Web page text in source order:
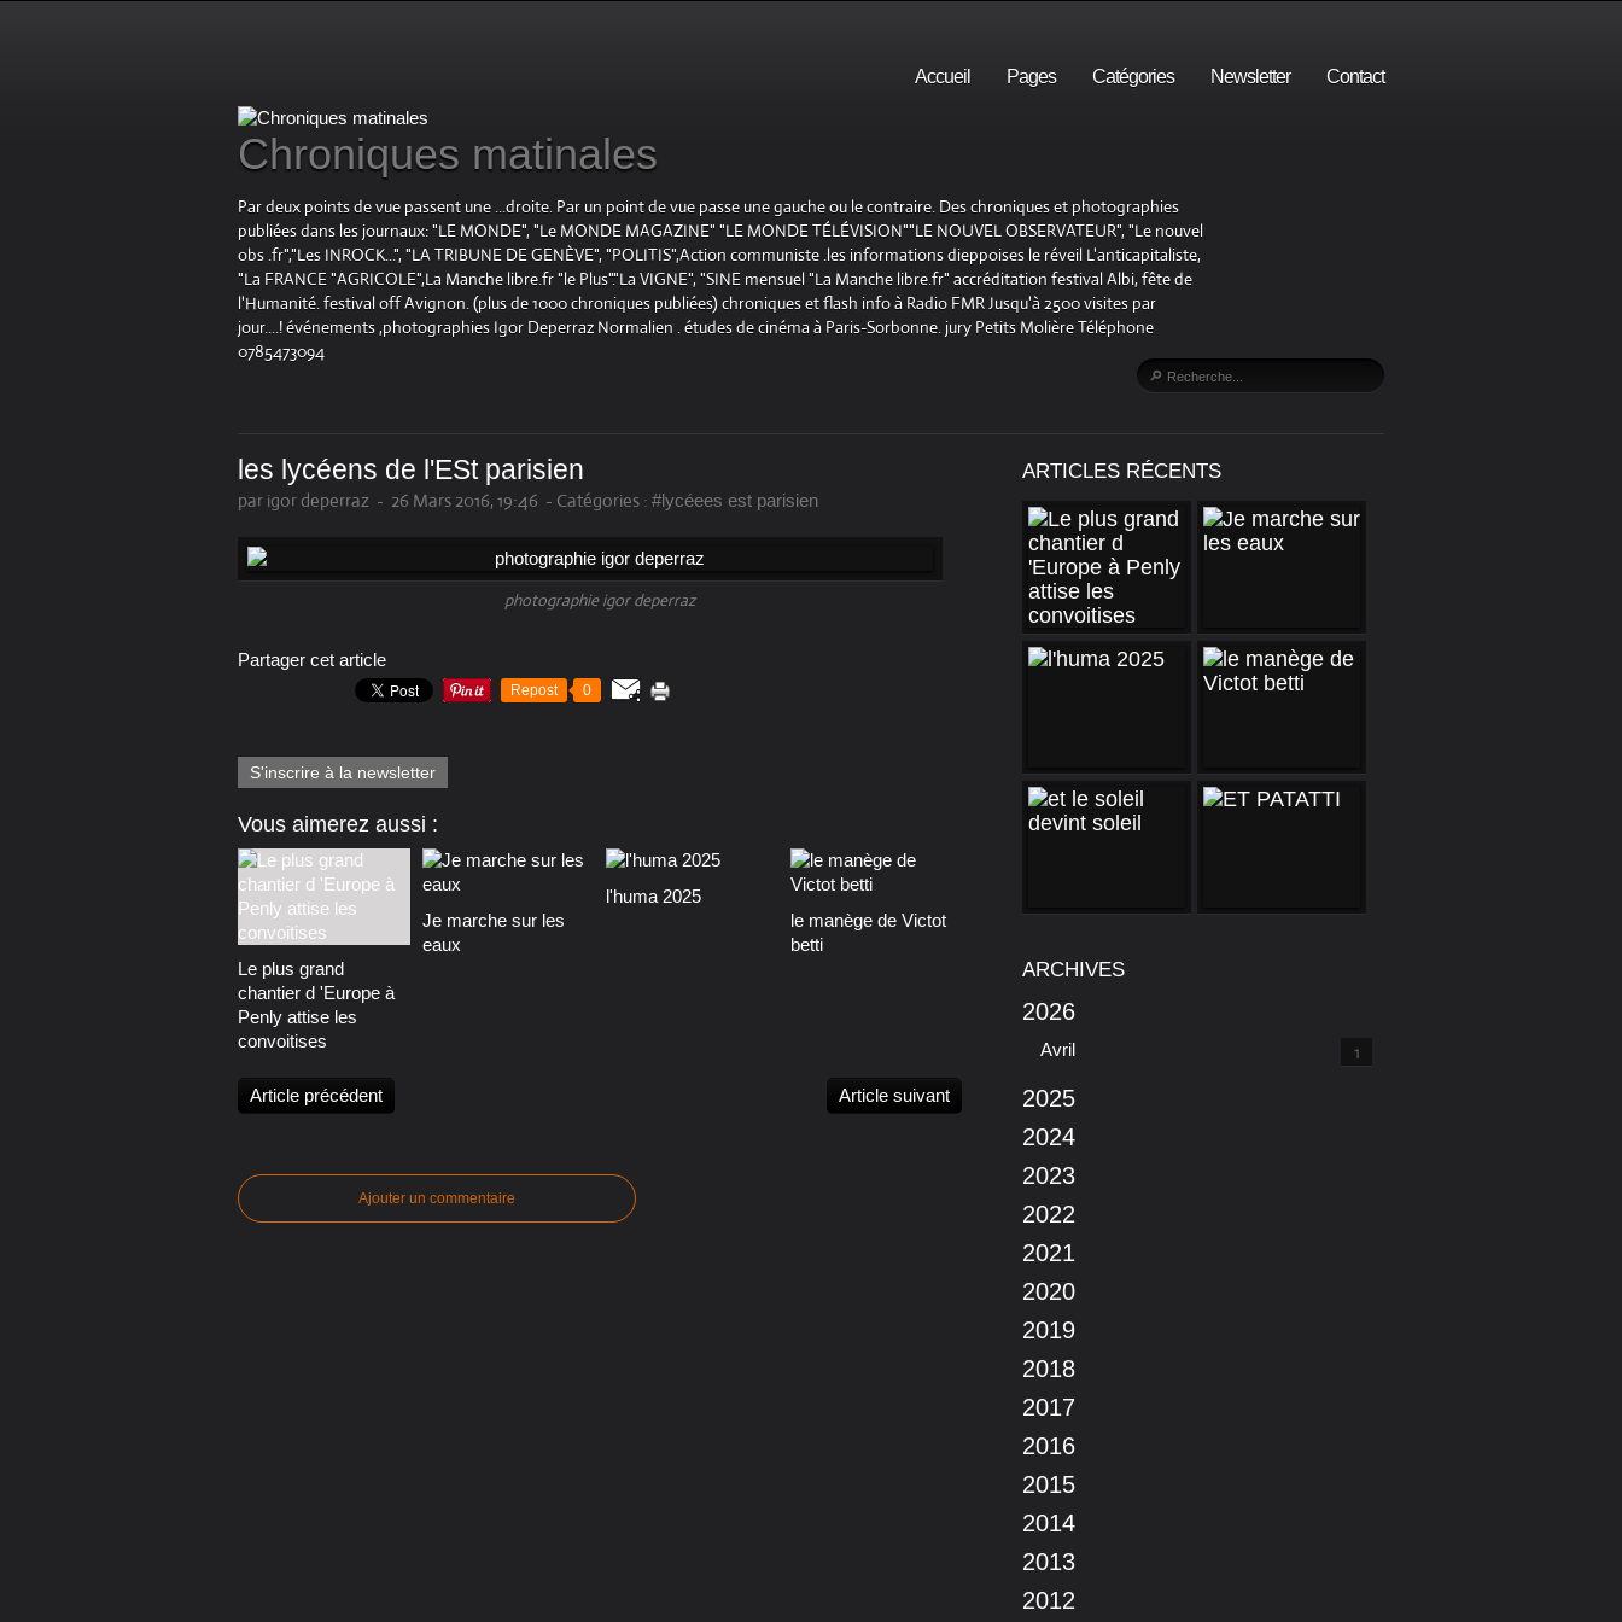
Accueil Pages Catégories Newsletter Contact
Chroniques matinales
Par deux points de vue passent une ...droite. Par un point de vue passe une gauche ou le contraire. Des chroniques et photographies
publiées dans les journaux: "LE MONDE", "Le MONDE MAGAZINE" "LE MONDE TÉLÉVISION""LE NOUVEL OBSERVATEUR", "Le nouvel
obs .fr","Les INROCK...", "LA TRIBUNE DE GENÈVE", "POLITIS",Action communiste .les informations dieppoises le réveil L'anticapitaliste,
"La FRANCE "AGRICOLE",La Manche libre.fr "le Plus"."La VIGNE", "SINE mensuel "La Manche libre.fr" accréditation festival Albi, fête de
l'Humanité. festival off Avignon. (plus de 1000 chroniques publiées) chroniques et flash info à Radio FMR Jusqu'à 2500 visites par
jour....! événements ,photographies Igor Deperraz Normalien . études de cinéma à Paris-Sorbonne. jury Petits Molière Téléphone
0785473094
les lycéens de l'ESt parisien
par igor deperraz - 26 Mars 2016, 19:46 - Catégories : #lycéees est parisien
photographie igor deperraz
Partager cet article
Repost 0
S'inscrire à la newsletter
Vous aimerez aussi :
Le plus grand
chantier d 'Europe à
Penly attise les
convoitises
Je marche sur les
eaux
l'huma 2025
le manège de Victot
betti
Article précédent Article suivant
Ajouter un commentaire
ARTICLES RÉCENTS
ARCHIVES
2026
Avril 1
2025
2024
2023
2022
2021
2020
2019
2018
2017
2016
2015
2014
2013
2012